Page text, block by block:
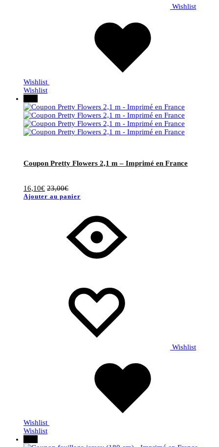
Wishlist
Wishlist
Wishlist
Coupon Pretty Flowers 2,1 m – Imprimé en France
16,10€ 23,00€
Ajouter au panier
Wishlist
Wishlist
Wishlist